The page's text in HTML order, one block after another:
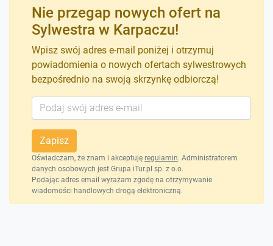
Nie przegap nowych ofert na
Sylwestra w Karpaczu!
Wpisz swój adres e-mail poniżej i otrzymuj
powiadomienia o nowych ofertach sylwestrowych
bezpośrednio na swoją skrzynkę odbiorczą!
Zapisz
Oświadczam, że znam i akceptuję regulamin. Administratorem
danych osobowych jest Grupa iTur.pl sp. z o.o.
Podając adres email wyrażam zgodę na otrzymywanie
wiadomości handlowych drogą elektroniczną.